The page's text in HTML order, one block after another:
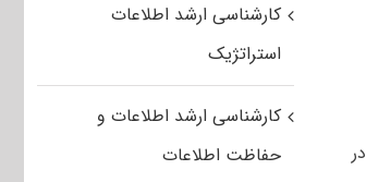
در
کارشناسی ارشد اطلاعات
استراتژیک
کارشناسی ارشد اطلاعات و
حفاظت اطلاعات